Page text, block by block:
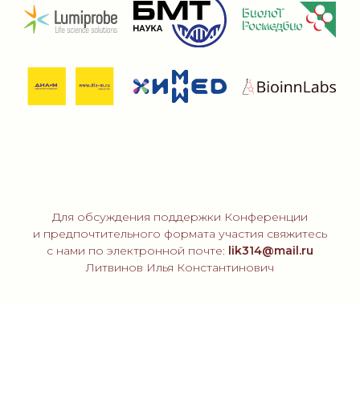
Для обсуждения поддержки Конференции
и предпочтительного формата участия свяжитесь
с нами по электронной почте: lik314@mail.ru
Литвинов Илья Константинович